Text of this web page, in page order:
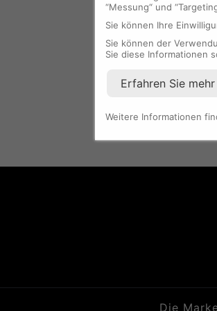
Vorgaben des
Die
“Messung“ und
Sie können Ihre
Sie können der
Sie diese Informationen
Erfahren Sie
Weitere Informationen